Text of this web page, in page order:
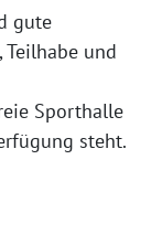
gute
und
Sporthalle
steht.